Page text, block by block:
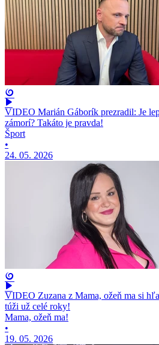
VIDEO Marián Gáborík prezradil: Je
zámorí? Takáto je pravda!
Šport
•
24. 05. 2026
VIDEO Zuzana z Mama, ožeň ma si
túži už celé roky!
Mama, ožeň ma!
•
19. 05. 2026